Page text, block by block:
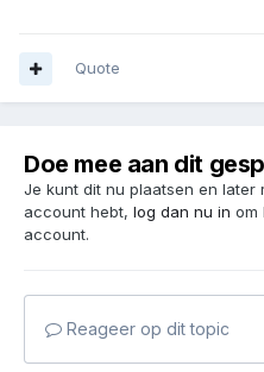
Quote
Doe mee aan dit
Je kunt dit nu plaatsen en later
account hebt, log dan nu in om
account.
Reageer op dit topic